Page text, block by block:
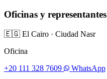
Oficinas y representantes
🇪🇬 El Cairo · Ciudad Nasr
Oficina
+20 111 328 7609
WhatsApp